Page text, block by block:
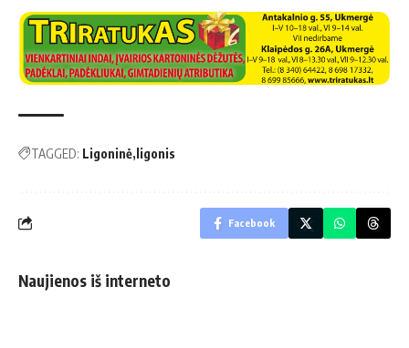
TAGGED: Ligoninė ligonis
Facebook
Naujienos iš interneto